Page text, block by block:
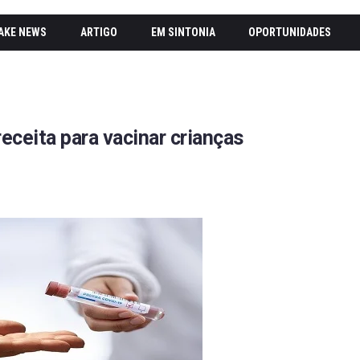
NEWS ARTIGO EM SINTONIA OPORTUNIDADES
para vacinar crianças